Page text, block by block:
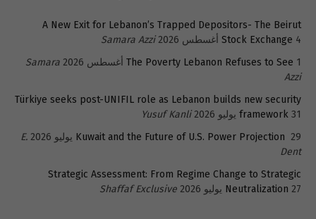
A New Exit for Lebanon’s Trapped Depositors- The Beirut
Stock Exchange 4 أغسطس 2026
Samara Azzi
The Poverty Lebanon Refuses to See 1 أغسطس 2026
Samara
Azzi
Türkiye seeks post-UNIFIL role as Lebanon builds new security
framework 31 يوليو 2026
Yusuf Kanli
Kuwait and the Future of U.S. Power Projection 29 يوليو 2026
E.
Dent
Strategic Assessment: From Regime Change to Strategic
Neutralization 27 يوليو 2026 Shaffaf Exclusive